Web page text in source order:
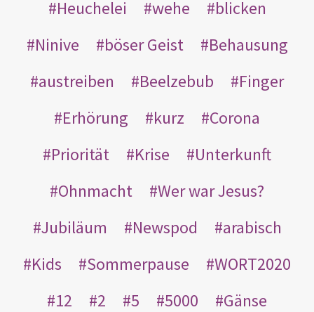
Heuchelei
wehe
blicken
Ninive
böser Geist
Behausung
austreiben
Beelzebub
Finger
Erhörung
kurz
Corona
Priorität
Krise
Unterkunft
Ohnmacht
Wer war Jesus?
Jubiläum
Newspod
arabisch
Kids
Sommerpause
WORT2020
12
2 5 5000
Gänse